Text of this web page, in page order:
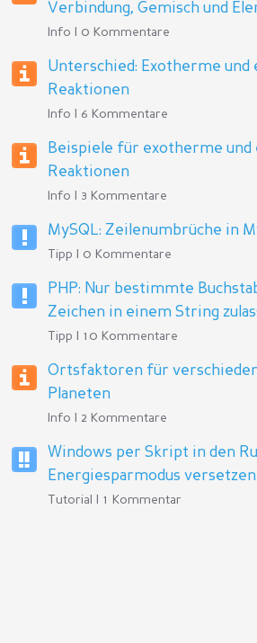
Verbindung, Gemisch und
Info | 0 Kommentare
Unterschied: Exotherme und
Reaktionen
Info | 6 Kommentare
Beispiele für exotherme
Reaktionen
Info | 3 Kommentare
MySQL: Zeilenumbrüche in
Tipp | 0 Kommentare
PHP: Nur bestimmte
Zeichen in einem String
Tipp | 10 Kommentare
Ortsfaktoren für
Planeten
Info | 2 Kommentare
Windows per Skript in den
Energiesparmodus versetzen
Tutorial | 1 Kommentar